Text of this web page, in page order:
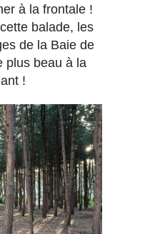
à la frontale !
balade, les
de la Baie de
plus beau à la
!